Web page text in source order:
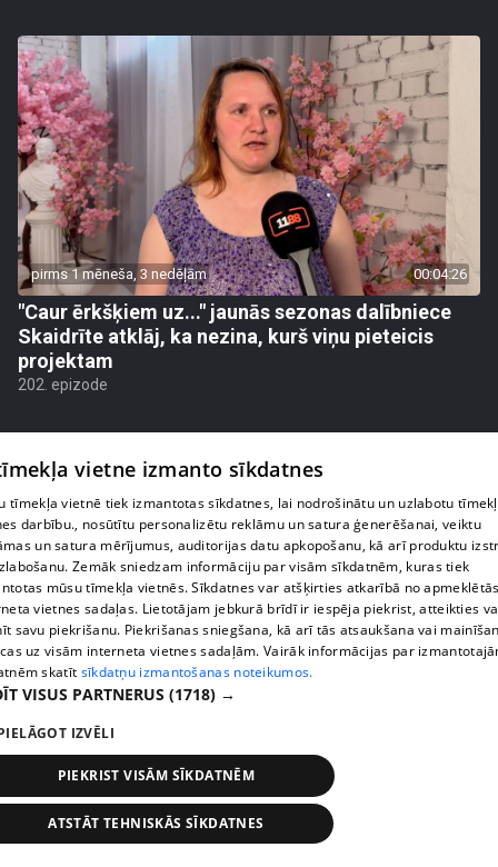
pirms 1 mēneša, 3 nedēļām 00:04:26
"Caur ērkšķiem uz..." jaunās sezonas dalībniece
Skaidrīte atklāj, ka nezina, kurš viņu pieteicis
projektam
202. epizode
pirms 1 mēneša, 4 nedēļām
Mikam Galvanovskim vērienīgi nākotnes plāni
attiecībā uz festivālu "Sinners Fest"
201. epizode
vietne izmanto sīkdatnes
tīmekļa vietnē tiek izmantotas sīkdatnes, lai nodrošinātu un uzlabotu
darbību., nosūtītu personalizētu reklāmu un satura ģenerēšanai, veiktu
un satura mērījumus, auditorijas datu apkopošanu, kā arī produktu
Zemāk sniedzam informāciju par visām sīkdatnēm, kuras tiek
mūsu tīmekļa vietnēs. Sīkdatnes var atšķirties atkarībā no
vietnes sadaļas. Lietotājam jebkurā brīdī ir iespēja piekrist, atteikties
savu piekrišanu. Piekrišanas sniegšana, kā arī tās atsaukšana vai
uz visām interneta vietnes sadaļām. Vairāk informācijas par
skatīt sīkdatņu izmantošanas noteikumos.
VISUS PARTNERUS (1718) →
IZVĒLI
PIEKRIST VISĀM SĪKDATNĒM
ATSTĀT TEHNISKĀS SĪKDATNES